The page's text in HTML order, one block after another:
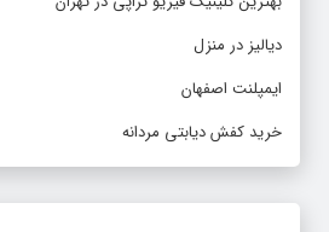
دیالیز در منزل
ایمپلنت اصفهان
خرید کفش دیابتی مردانه